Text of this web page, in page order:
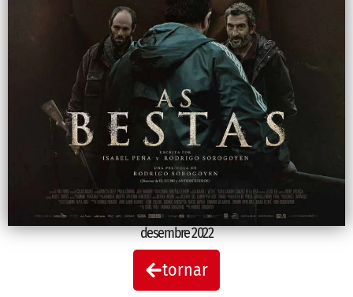
desembre 2022
tornar